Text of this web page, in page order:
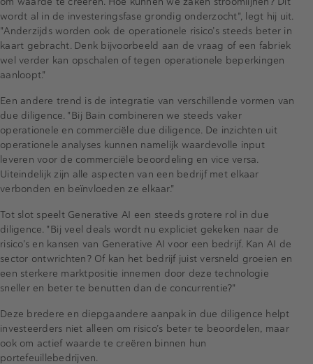
wordt al in de investeringsfase grondig onderzocht", legt hij uit.
"Anderzijds worden ook de operationele risico’s steeds beter in
kaart gebracht. Denk bijvoorbeeld aan de vraag of een fabriek
wel verder kan opschalen of tegen operationele beperkingen
aanloopt."
Een andere trend is de integratie van verschillende vormen van
due diligence. "Bij Bain combineren we steeds vaker
operationele en commerciële due diligence. De inzichten uit
operationele analyses kunnen namelijk waardevolle input
leveren voor de commerciële beoordeling en vice versa.
Uiteindelijk zijn alle aspecten van een bedrijf met elkaar
verbonden en beïnvloeden ze elkaar."
Tot slot speelt Generative AI een steeds grotere rol in due
diligence. "Bij veel deals wordt nu expliciet gekeken naar de
risico’s en kansen van Generative AI voor een bedrijf. Kan AI de
sector ontwrichten? Of kan het bedrijf juist versneld groeien en
een sterkere marktpositie innemen door deze technologie
sneller en beter te benutten dan de concurrentie?"
Deze bredere en diepgaandere aanpak in due diligence helpt
investeerders niet alleen om risico’s beter te beoordelen, maar
ook om actief waarde te creëren binnen hun
portefeuillebedrijven.